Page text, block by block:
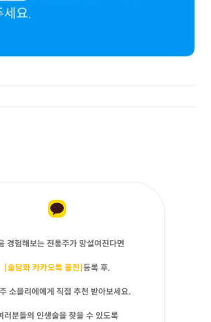
경험해보는 전통주가 망설여진다면
[술담화 카카오톡 플친] 등록 후,
소믈리에에게 직접 추천 받아보세요.
러분들의 인생술을 찾을 수 있도록